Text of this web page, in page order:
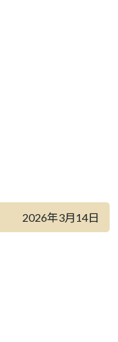
2026年3月14日